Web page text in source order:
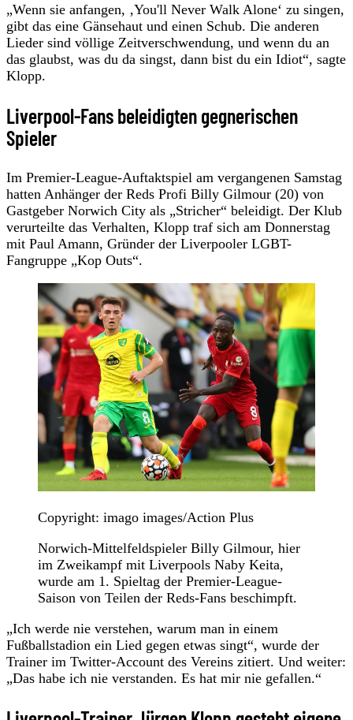
„Wenn sie anfangen, ‚You'll Never Walk Alone‘ zu singen,
gibt das eine Gänsehaut und einen Schub. Die anderen
Lieder sind völlige Zeitverschwendung, und wenn du an
das glaubst, was du da singst, dann bist du ein Idiot“, sagte
Klopp.
Liverpool-Fans beleidigten gegnerischen
Spieler
Im Premier-League-Auftaktspiel am vergangenen Samstag
hatten Anhänger der Reds Profi Billy Gilmour (20) von
Gastgeber Norwich City als „Stricher“ beleidigt. Der Klub
verurteilte das Verhalten, Klopp traf sich am Donnerstag
mit Paul Amann, Gründer der Liverpooler LGBT-
Fangruppe „Kop Outs“.
Copyright: imago images/Action Plus
Norwich-Mittelfeldspieler Billy Gilmour, hier
im Zweikampf mit Liverpools Naby Keita,
wurde am 1. Spieltag der Premier-League-
Saison von Teilen der Reds-Fans beschimpft.
„Ich werde nie verstehen, warum man in einem
Fußballstadion ein Lied gegen etwas singt“, wurde der
Trainer im Twitter-Account des Vereins zitiert. Und weiter:
„Das habe ich nie verstanden. Es hat mir nie gefallen.“